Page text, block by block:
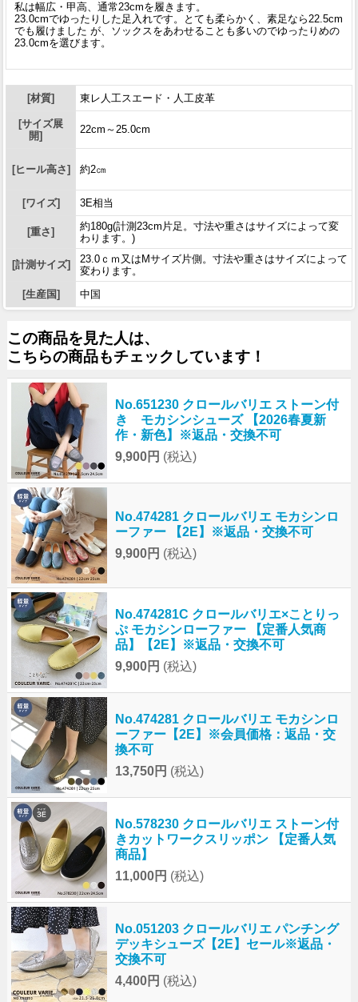
私は幅広・甲高、通常23cmを履きます。
23.0cmでゆったりした足入れです。とても柔らかく、素足なら22.5cm
でも履けました が、ソックスをあわせることも多いのでゆったりめの
23.0cmを選びます。
[材質] 東レ人工スエード・人工皮革
[サイズ展
開]
22cm～25.0cm
[ヒール高さ] 約2㎝
[ワイズ] 3E相当
[重さ]
約180g(計測23cm片足。寸法や重さはサイズによって変
わります。)
[計測サイズ]
23.0ｃｍ又はMサイズ片側。寸法や重さはサイズによって
変わります。
[生産国]
中国
この商品を見た人は、
こちらの商品もチェックしています！
No.651230 クロールバリエ ストーン付
き モカシンシューズ 【2026春夏新
作・新色】※返品・交換不可
9,900円 (税込)
No.474281 クロールバリエ モカシンロ
ーファー 【2E】※返品・交換不可
9,900円 (税込)
No.474281C クロールバリエ×ことりっ
ぷ モカシンローファー 【定番人気商
品】【2E】※返品・交換不可
9,900円 (税込)
No.474281 クロールバリエ モカシンロ
ーファー【2E】※会員価格：返品・交
換不可
13,750円 (税込)
No.578230 クロールバリエ ストーン付
きカットワークスリッポン 【定番人気
商品】
11,000円 (税込)
No.051203 クロールバリエ パンチング
デッキシューズ【2E】セール※返品・
交換不可
4,400円 (税込)